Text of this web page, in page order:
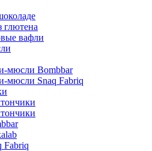
глютена
вафли
мюсли Bombbar
мюсли Snaq Fabriq
Fabriq